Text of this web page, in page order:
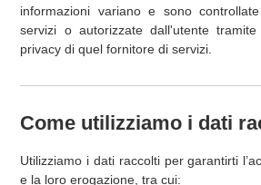
informazioni variano e sono
servizi o autorizzate dall'utente
privacy di quel fornitore di servizi.
Come utilizziamo i dati
Utilizziamo i dati raccolti per garantirti
e la loro erogazione, tra cui: